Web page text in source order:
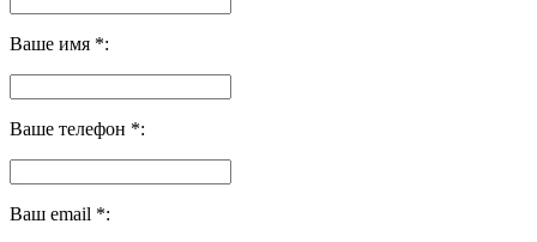
Ваше имя *:
Ваше телефон *:
Ваш email *: